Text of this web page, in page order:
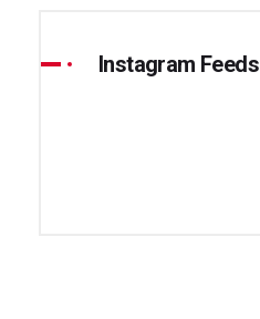
Instagram Feeds